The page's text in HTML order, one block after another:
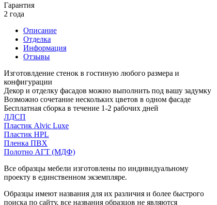
Гарантия
2 года
Описание
Отделка
Информация
Отзывы
Изготовлдение стенок в гостиную любого размера и
конфигурации
Декор и отделку фасадов можно выполнить под вашу задумку
Возможно сочетание нескольких цветов в одном фасаде
Бесплатная сборка в течение 1-2 рабочих дней
ЛДСП
Пластик Alvic Luxe
Пластик HPL
Пленка ПВХ
Полотно АГТ (МДФ)
Все образцы мебели изготовлены по индивидуальному
проекту в единственном экземпляре.
Образцы имеют названия для их различия и более быстрого
поиска по сайту, все названия образцов не являются